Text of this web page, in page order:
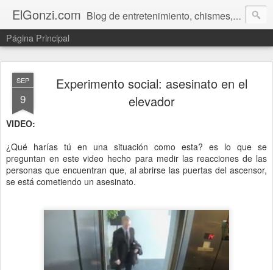
ElGonzi.com Blog de entretenimiento, chismes, humor, farándula, curiosidades, ovnis, noticias calientes, fotos, videos, paranormal y ¡más!
Página Principal
SEP
9
Experimento social: asesinato en el
elevador
VIDEO:
¿Qué harías tú en una situación como esta? es lo que se
preguntan en este video hecho para medir las reacciones de las
personas que encuentran que, al abrirse las puertas del ascensor,
se está cometiendo un asesinato.